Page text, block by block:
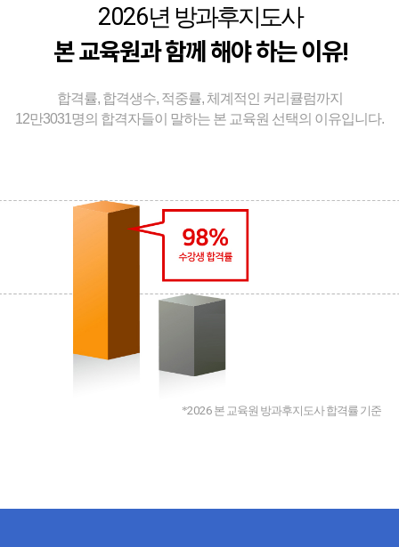
2026년 방과후지도사
본 교육원과 함께 해야 하는 이유!
합격률, 합격생수, 적중률, 체계적인 커리큘럼까지
12만3031명의 합격자들이 말하는 본 교육원 선택의 이유입니다.
*2026 본 교육원 방과후지도사 합격률 기준